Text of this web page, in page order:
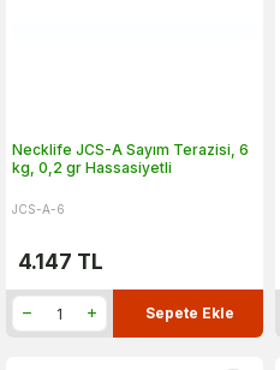
Necklife JCS-A Sayım Terazisi, 6
kg, 0,2 gr Hassasiyetli
JCS-A-6
4.147 TL
Sepete Ekle